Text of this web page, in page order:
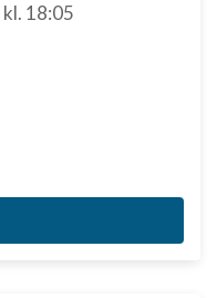
kl. 18:05